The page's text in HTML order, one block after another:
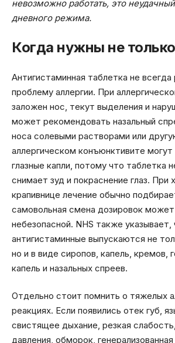
невозможно работать, это
дневного режима.
Когда нужны не
Антигистаминная таблетка не
проблему аллергии. При
заложен нос, текут выделения и
может рекомендовать назальный
носа солевыми растворами или
аллергическом конъюнктивите
глазные капли, потому что таблетка
снимает зуд и покраснение глаз. При
крапивнице лечение обычно
самовольная смена дозировок
небезопасной. NHS также указывает,
антигистаминные выпускаются не
но и в виде сиропов, капель, кремов,
капель и назальных спреев.
Отдельно стоит помнить о тяжелых
реакциях. Если появились отек губ,
свистящее дыхание, резкая
давления, обморок, генерализованная